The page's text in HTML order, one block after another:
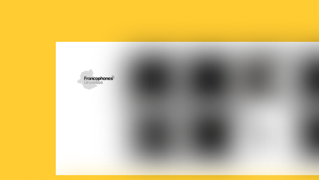
COCOF
Wallonie-
nationalede
francophone
bruxellois
Circuit
PremièreVif